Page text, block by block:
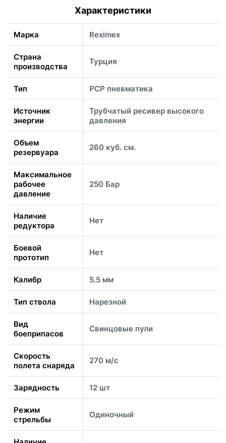
Характеристики
Марка Reximex
Страна
производства
Турция
Тип PCP пневматика
Источник
энергии
Трубчатый ресивер высокого
давления
Объем
резервуара
260 куб. см.
Максимальное
рабочее
давление
250 Бар
Наличие
редуктора
Нет
Боевой
прототип
Нет
Калибр 5.5 мм
Тип ствола Нарезной
Вид
боеприпасов
Свинцовые пули
Скорость
полета снаряда
270 м/с
Зарядность 12 шт
Режим
стрельбы
Одиночный